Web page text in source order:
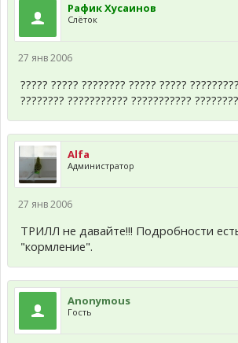
Рафик Хусаинов
Слёток
27 янв 2006
????? ????? ???????? ????? ?????
???????? ??????????? ???????????
Alfa
Администратор
27 янв 2006
ТРИЛЛ не давайте!!! Подробности
"кормление".
Anonymous
Гость